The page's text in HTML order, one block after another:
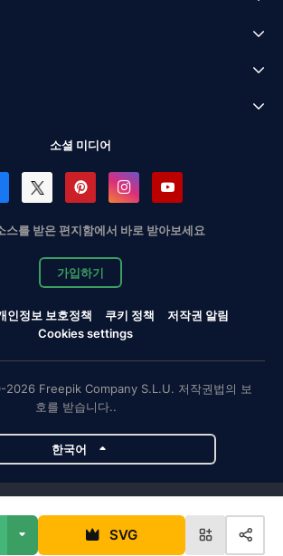
SVG
소셜 미디어
스를 받은 편지함에서 바로 받아보세요
가입하기
인정보 보호정책 쿠키 정책
저작권 알림
Cookies settings
Freepik Company S.L.U. 저작권법의 보
호를 받습니다..
한국어